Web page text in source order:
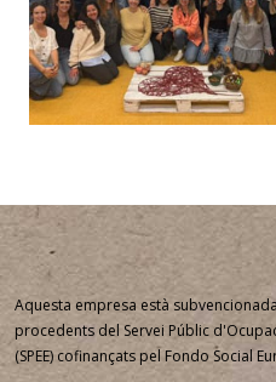
Aquesta empresa està
procedents del Servei Públic
(SPEE) cofinançats pel Fondo Social